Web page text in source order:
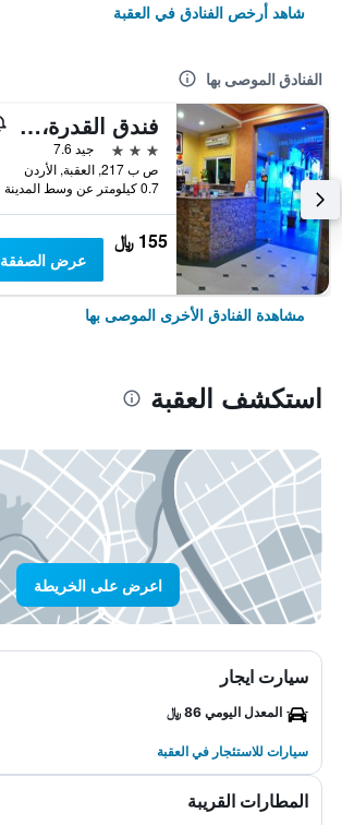
شاهد أرخص الفنادق في العقبة
الفنادق الموصى بها
فندق القدرة، العقبة
3 نجوم
جيد 7.6
ص ب 217, العقبة, الأردن
0.7 كيلومتر عن وسط المدينة
155 ﷼
عرض الصفقة
مشاهدة الفنادق الأخرى الموصى بها
استكشف العقبة
اعرض على الخريطة
سيارت ايجار
المعدل اليومي 86 ﷼
سيارات للاستئجار في العقبة
المطارات القريبة